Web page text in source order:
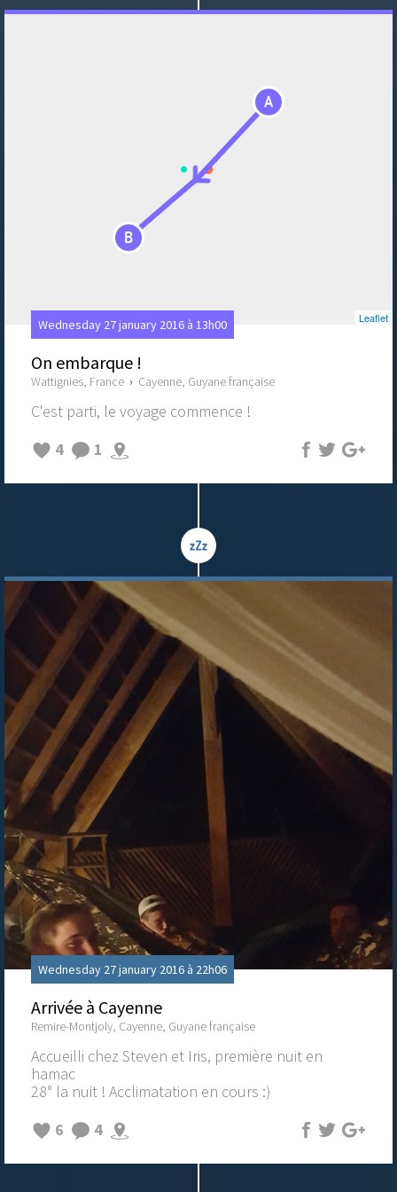
A
B
Leaflet
Wednesday 27 january 2016 à 13h00
On embarque !
Wattignies, France › Cayenne, Guyane française
C'est parti, le voyage commence !
4
1
Wednesday 27 january 2016 à 22h06
Arrivée à Cayenne
Remire-Montjoly, Cayenne, Guyane française
Accueilli chez Steven et Iris, première nuit en
hamac
28° la nuit ! Acclimatation en cours :)
6
4